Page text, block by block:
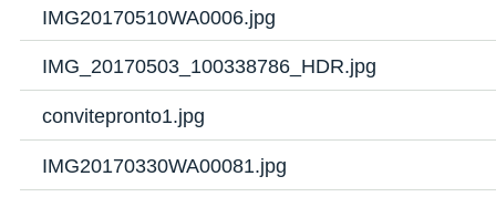
IMG20170510WA0006.jpg
IMG_20170503_100338786_HDR.jpg
convitepronto1.jpg
IMG20170330WA00081.jpg